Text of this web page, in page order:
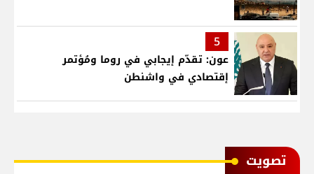
5
عون: تقدّم إيجابي في روما ومُؤتمر
إقتصادي في واشنطن
ﺗﺼﻮﻳﺖ